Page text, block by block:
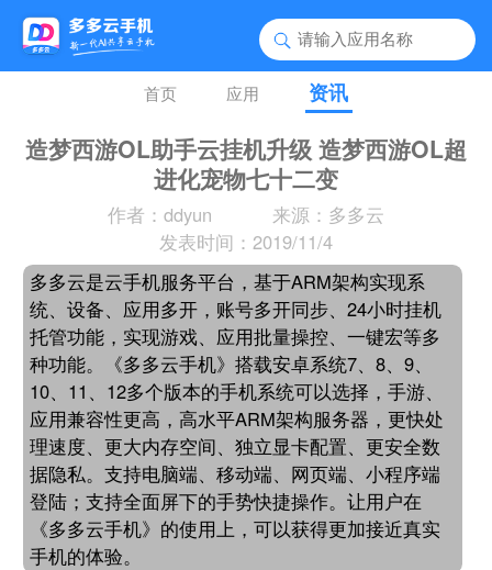
首页 应用 资讯
造梦西游OL助手云挂机升级 造梦西游OL超
进化宠物七十二变
作者：ddyun
来源：多多云
发表时间：2019/11/4
多多云是云手机服务平台，基于ARM架构实现系
统、设备、应用多开，账号多开同步、24小时挂机
托管功能，实现游戏、应用批量操控、一键宏等多
种功能。《多多云手机》搭载安卓系统7、8、9、
10、11、12多个版本的手机系统可以选择，手游、
应用兼容性更高，高水平ARM架构服务器，更快处
理速度、更大内存空间、独立显卡配置、更安全数
据隐私。支持电脑端、移动端、网页端、小程序端
登陆；支持全面屏下的手势快捷操作。让用户在
《多多云手机》的使用上，可以获得更加接近真实
手机的体验。